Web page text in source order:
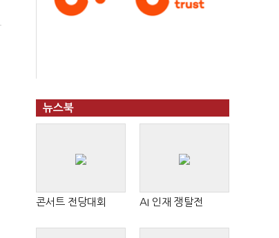
뉴스북
콘서트 전당대회 AI 인재 쟁탈전